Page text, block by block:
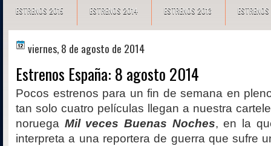
ESTRENOS 2015 ESTRENOS 2014 ESTRENOS 2013
viernes, 8 de agosto de 2014
Estrenos España: 8 agosto 2014
Pocos estrenos para un fin de semana en
tan solo cuatro películas llegan a nuestra
noruega Mil veces Buenas Noches, en la
interpreta a una reportera de guerra que sufre